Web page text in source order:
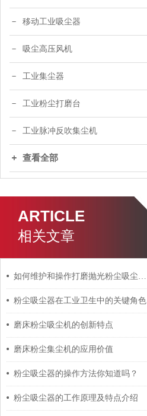
移动工业吸尘器
吸尘高压风机
工业集尘器
工业粉尘打磨台
工业脉冲反吹集尘机
查看全部
ARTICLE
相关文章
如何维护和操作打磨抛光粉尘吸尘器？
粉尘吸尘器在工业卫生中的关键角色
磨床粉尘吸尘机的创新特点
磨床粉尘集尘机的应用价值
粉尘吸尘器的操作方法你知道吗？
粉尘吸尘器的工作原理及特点介绍